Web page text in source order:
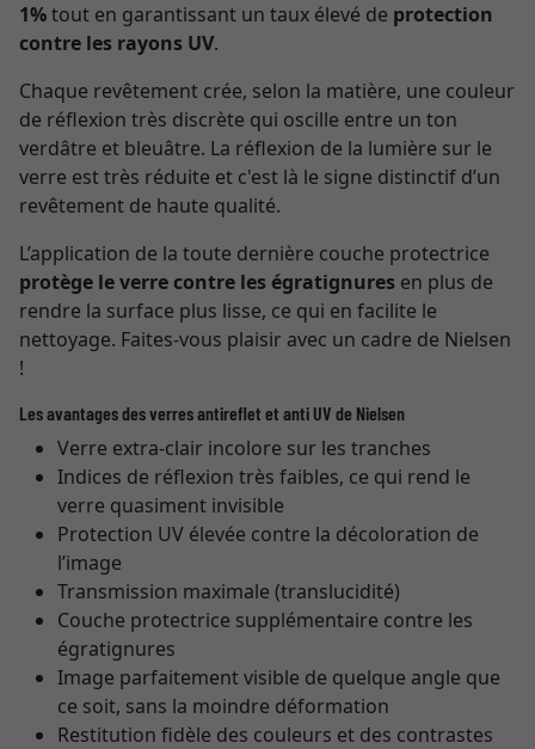
1%tout en garantissant un taux élevé de protection
contre les rayons UV.
Chaque revêtement crée, selon la matière, une couleur
de réflexion très discrète qui oscille entre un ton
verdâtre et bleuâtre. La réflexion de la lumière sur le
verre est très réduite et c'est là le signe distinctif d’un
revêtement de haute qualité.
L’application de la toute dernière couche protectrice
protège le verre contre les égratignures en plus de
rendre la surface plus lisse, ce qui en facilite le
nettoyage. Faites-vous plaisir avec un cadre de Nielsen
!
Les avantages des verres antireflet et anti UV de Nielsen
Verre extra-clair incolore sur les tranches
Indices de réflexion très faibles, ce qui rend le
verre quasiment invisible
Protection UV élevée contre la décoloration de
l’image
Transmission maximale (translucidité)
Couche protectrice supplémentaire contre les
égratignures
Image parfaitement visible de quelque angle que
ce soit, sans la moindre déformation
Restitution fidèle des couleurs et des contrastes